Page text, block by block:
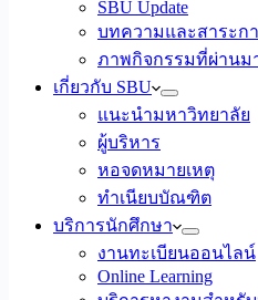
SBU Update
บทความและสาระกา
ภาพกิจกรรมที่ผ่านม
เกี่ยวกับ SBU
แนะนำมหาวิทยาลัย
ผู้บริหาร
หอจดหมายเหตุ
ทำเนียบบัณฑิต
บริการนักศึกษา
งานทะเบียนออนไลน์
Online Learning